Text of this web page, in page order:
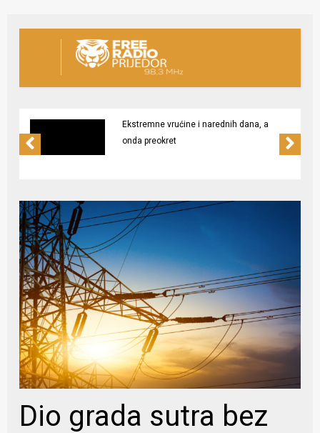
Ekstremne vrućine i narednih dana, a
onda preokret
Dio grada sutra bez